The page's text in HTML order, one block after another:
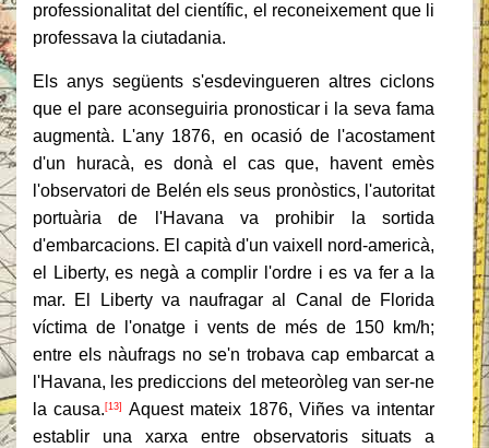
professionalitat del científic, el reconeixement que li
professava la ciutadania.
Els anys següents s'esdevingueren altres ciclons
que el pare aconseguiria pronosticar i la seva fama
augmentà. L'any 1876, en ocasió de l'acostament
d'un huracà, es donà el cas que, havent emès
l'observatori de Belén els seus pronòstics, l'autoritat
portuària de l'Havana va prohibir la sortida
d'embarcacions. El capità d'un vaixell nord-americà,
el Liberty, es negà a complir l'ordre i es va fer a la
mar. El Liberty va naufragar al Canal de Florida
víctima de l'onatge i vents de més de 150 km/h;
entre els nàufrags no se'n trobava cap embarcat a
l'Havana, les prediccions del meteoròleg van ser-ne
la causa.[13]
Aquest mateix 1876, Viñes va intentar
establir una xarxa entre observatoris situats a